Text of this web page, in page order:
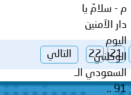
م - سلامٌ يا
دار الآمنين
اليوم
الوطني
السعودي الـ
91 .‎‎.
21
22 التالي